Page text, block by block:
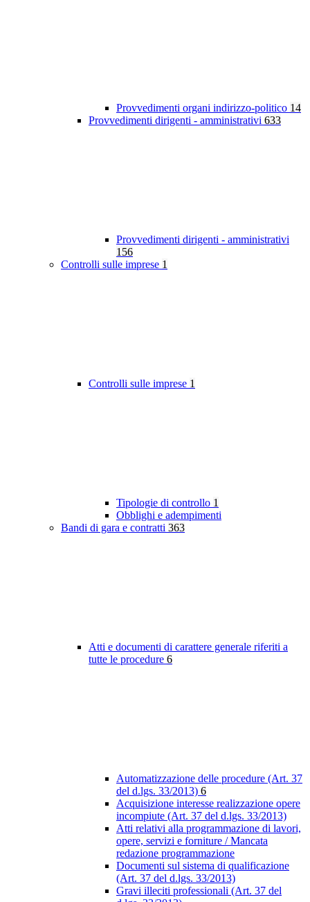
Provvedimenti organi indirizzo-politico 14
Provvedimenti dirigenti - amministrativi 633
Provvedimenti dirigenti - amministrativi
156
Controlli sulle imprese 1
Controlli sulle imprese 1
Tipologie di controllo 1
Obblighi e adempimenti
Bandi di gara e contratti 363
Atti e documenti di carattere generale riferiti a
tutte le procedure 6
Automatizzazione delle procedure (Art. 37
del d.lgs. 33/2013) 6
Acquisizione interesse realizzazione opere
incompiute (Art. 37 del d.lgs. 33/2013)
Atti relativi alla programmazione di lavori,
opere, servizi e forniture / Mancata
redazione programmazione
Documenti sul sistema di qualificazione
(Art. 37 del d.lgs. 33/2013)
Gravi illeciti professionali (Art. 37 del